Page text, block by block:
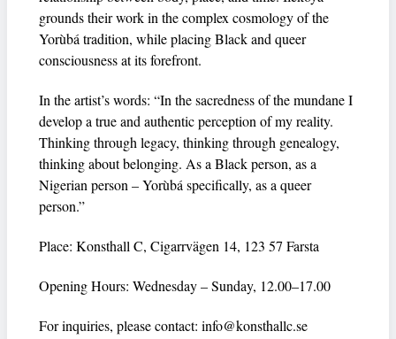
grounds their work in the complex cosmology of the
Yorùbá tradition, while placing Black and queer
consciousness at its forefront.
In the artist’s words: “In the sacredness of the mundane I
develop a true and authentic perception of my reality.
Thinking through legacy, thinking through genealogy,
thinking about belonging. As a Black person, as a
Nigerian person – Yorùbá specifically, as a queer
person.”
Place: Konsthall C, Cigarrvägen 14, 123 57 Farsta
Opening Hours: Wednesday – Sunday, 12.00–17.00
For inquiries, please contact: info@konsthallc.se